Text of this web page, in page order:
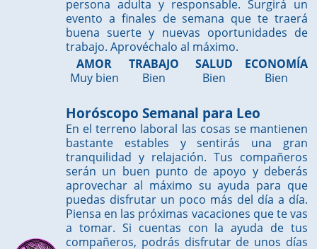
persona adulta y responsable. Surgirá un
evento a finales de semana que te traerá
buena suerte y nuevas oportunidades de
trabajo. Aprovéchalo al máximo.
AMOR
Muy bien
TRABAJO
Bien
SALUD
Bien
ECONOMÍA
Bien
Horóscopo Semanal para Leo
En el terreno laboral las cosas se mantienen
bastante estables y sentirás una gran
tranquilidad y relajación. Tus compañeros
serán un buen punto de apoyo y deberás
aprovechar al máximo su ayuda para que
puedas disfrutar un poco más del día a día.
Piensa en las próximas vacaciones que te vas
a tomar. Si cuentas con la ayuda de tus
compañeros, podrás disfrutar de unos días